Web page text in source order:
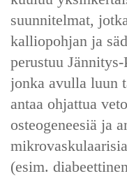
suunnitelmat,
kalliopohjan ja
perustuu ‌Jännitys-
jonka avulla luun
antaa ohjattua
osteogeneesiä ja
(esim.